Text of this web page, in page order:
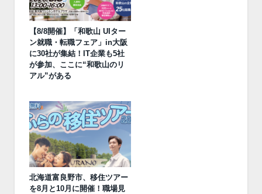
【8/8開催】「和歌山 UIター
ン就職・転職フェア」in大阪
に30社が集結！IT企業も5社
が参加、ここに“和歌山のリ
アル”がある
北海道富良野市、移住ツアー
を8月と10月に開催！職場見